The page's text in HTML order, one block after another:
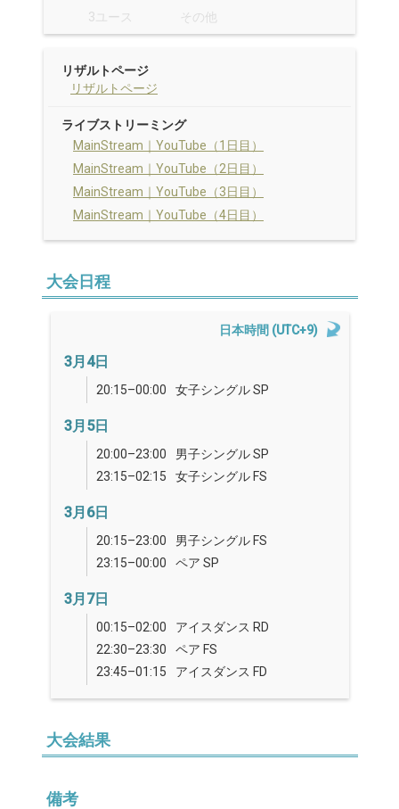
3ユース
その他
リザルトページ
リザルトページ
ライブストリーミング
MainStream｜YouTube（1日目）
MainStream｜YouTube（2日目）
MainStream｜YouTube（3日目）
MainStream｜YouTube（4日目）
大会日程
日本時間 (UTC+9)
3月4日
20:15–00:00 女子シングル SP
3月5日
20:00–23:00
男子シングル SP
23:15–02:15
女子シングル FS
3月6日
20:15–23:00
男子シングル FS
23:15–00:00
ペア SP
3月7日
00:15–02:00
アイスダンス RD
22:30–23:30
ペア FS
23:45–01:15
アイスダンス FD
大会結果
備考